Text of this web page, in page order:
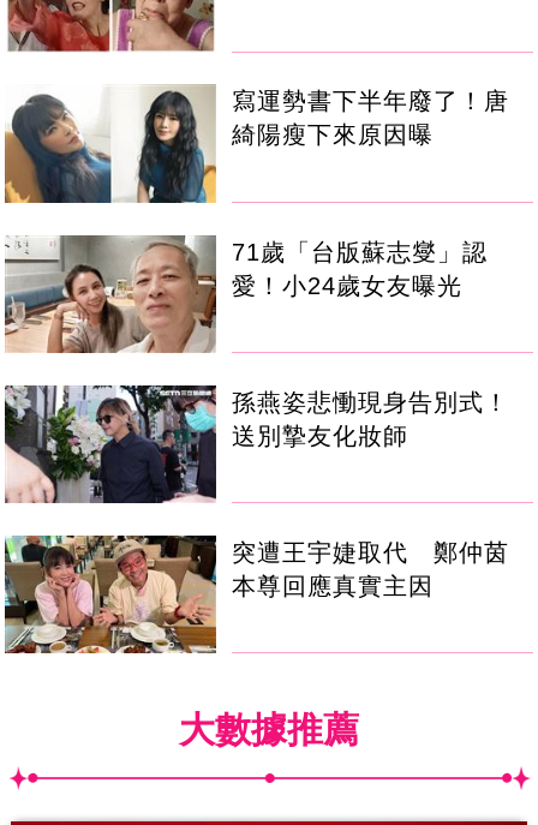
寫運勢書下半年廢了！唐
綺陽瘦下來原因曝
71歲「台版蘇志燮」認
愛！小24歲女友曝光
孫燕姿悲慟現身告別式！
送別摯友化妝師
突遭王宇婕取代 鄭仲茵
本尊回應真實主因
大數據推薦